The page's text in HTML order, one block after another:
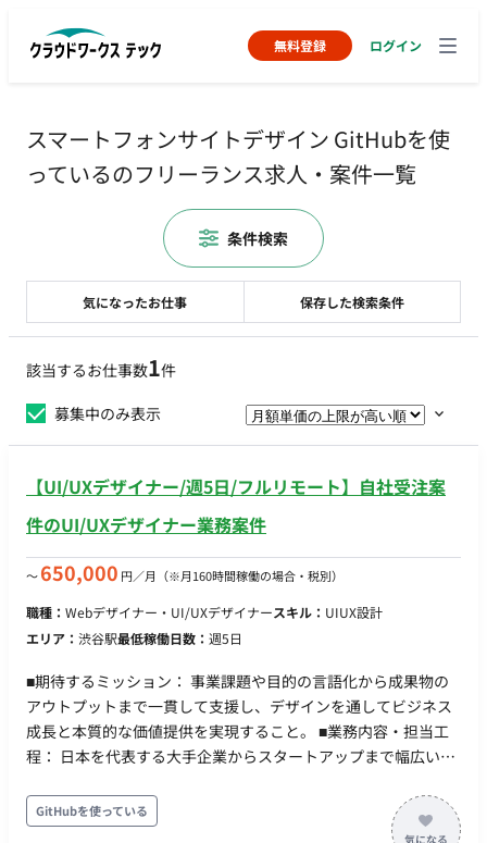
無料登録 ログイン
スマートフォンサイトデザイン GitHubを使
っているのフリーランス求人・案件一覧
該当するお仕事数1件
募集中のみ表示
【UI/UXデザイナー/週5日/フルリモート】自社受注案
件のUI/UXデザイナー業務案件
〜650,000 円／月 （※月160時間稼働の場合・税別）
職種： Webデザイナー・UI/UXデザイナースキル： UIUX設計
エリア： 渋谷駅最低稼働日数： 週5日
■期待するミッション： 事業課題や目的の言語化から成果物の
アウトプットまで一貫して支援し、デザインを通してビジネス
成長と本質的な価値提供を実現すること。 ■業務内容・担当工
程： 日本を代表する大手企業からスタートアップまで幅広いク
ら、案件への深い理解とデザインアウトプットを通してクライ
アント、ユーザーに価値を提供します。 ▼具体的な仕事内容 ・
GitHubを使っている
気になったお仕事 保存した検索条件
条件検索